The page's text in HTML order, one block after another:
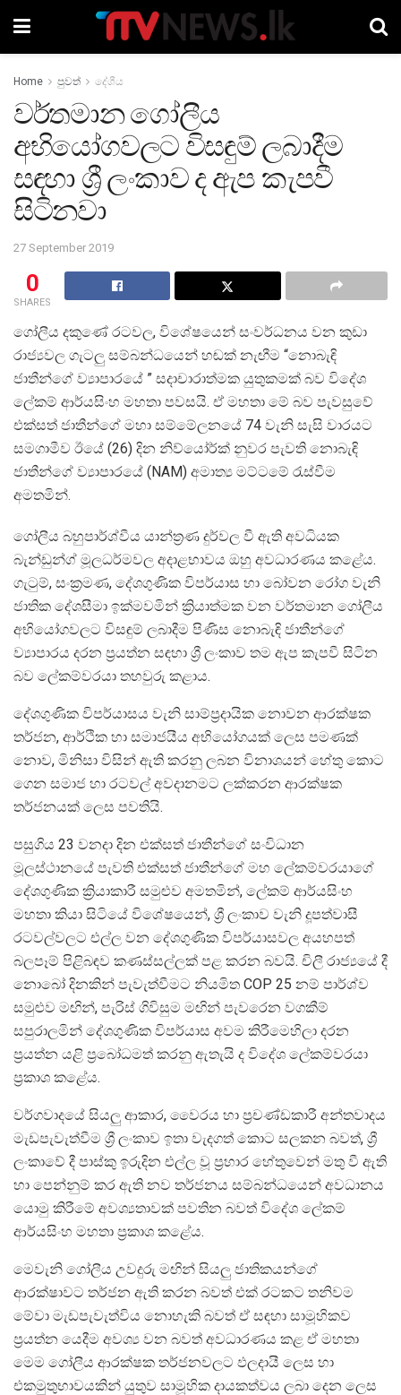
Home පුවත් දේශීය
වර්තමාන ගෝලීය
අභියෝගවලට විසඳුම් ලබාදීම
සඳහා ශ්‍රී ලංකාව ද ඇප කැපවී
සිටිනවා
27 September 2019
0
SHARES
ගෝලීය දකුණේ රටවල, විශේෂයෙන් සංවර්ධනය වන කුඩා
රාජ්‍යවල ගැටලු සම්බන්ධයෙන් හඬක් නැඟීම “නොබැඳි
ජාතීන්ගේ ව්‍යාපාරයේ ” සදාචාරාත්මක යුතුකමක් බව විදේශ
ලේකම් ආර්යසිංහ මහතා පවසයි. ඒ මහතා මේ බව පැවසුවේ
එක්සත් ජාතීන්ගේ මහා සම්මේලනයේ 74 වැනි සැසි වාරයට
සමගාමීව ඊයේ (26) දින නිව්යෝර්ක් නුවර පැවති නොබැඳි
ජාතීන්ගේ ව්‍යාපාරයේ (NAM) අමාත්‍ය මට්ටමේ රැස්වීම
අමතමින්.
ගෝලීය බහුපාර්ශ්වීය යාන්ත්‍රණ දුර්වල වී ඇති අවධියක
බැන්ඩුන්ග් මූලධර්මවල අදාළභාවය ඔහු අවධාරණය කළේය.
ගැටුම්, සංක්‍රමණ, දේශගුණික විපර්යාස හා බෝවන රෝග වැනි
ජාතික දේශසීමා ඉක්මවමින් ක්‍රියාත්මක වන වර්තමාන ගෝලීය
අභියෝගවලට විසඳුම් ලබාදීම පිණිස නොබැඳි ජාතීන්ගේ
ව්‍යාපාරය දරන ප්‍රයත්න සඳහා ශ්‍රී ලංකාව තම ඇප කැපවී සිටින
බව ලේකම්වරයා තහවුරු කළාය.
දේශගුණික විපර්යාසය වැනි සාම්ප්‍රදායික නොවන ආරක්ෂක
තර්ජන, ආර්ථික හා සමාජයීය අභියෝගයක් ලෙස පමණක්
නොව, මිනිසා විසින් ඇති කරනු ලබන විනාශයන් හේතු කොට
ගෙන සමාජ හා රටවල් අවදානමට ලක්කරන ආරක්ෂක
තර්ජනයක් ලෙස පවතියි.
පසුගිය 23 වනදා දින එක්සත් ජාතීන්ගේ සංවිධාන
මූලස්ථානයේ පැවති එක්සත් ජාතීන්ගේ මහ ලේකම්වරයාගේ
දේශගුණික ක්‍රියාකාරී සමුළුව අමතමින්, ලේකම් ආර්යසිංහ
මහතා කියා සිටියේ විශේෂයෙන්, ශ්‍රී ලංකාව වැනි දූපත්වාසී
රටවල්වලට එල්ල වන දේශගුණික විපර්යාසවල අයහපත්
බලපෑම් පිළිබඳව කණස්සල්ලක් පළ කරන බවයි. චිලී රාජ්‍යයේ දී
නොබෝ දිනකින් පැවැත්වීමට නියමිත COP 25 නම් පාර්ශ්ව
සමුළුව මඟින්, පැරිස් ගිවිසුම මඟින් පැවරෙන වගකීම්
සපුරාලමින් දේශගුණික විපර්යාස අවම කිරීමෙහිලා දරන
ප්‍රයත්න යළි ප්‍රබෝධමත් කරනු ඇතැයි ද විදේශ ලේකම්වරයා
ප්‍රකාශ කළේය.
වර්ගවාදයේ සියලු ආකාර, වෛරය හා ප්‍රචණ්ඩකාරී අන්තවාදය
මැඩපැවැත්වීම ශ්‍රී ලංකාව ඉතා වැදගත් කොට සලකන බවත්, ශ්‍රී
ලංකාවේ දී පාස්කු ඉරුදින එල්ල වූ ප්‍රහාර හේතුවෙන් මතු වී ඇති
හා පෙන්නුම් කර ඇති නව තර්ජනය සම්බන්ධයෙන් අවධානය
යොමු කිරීමේ අවශ්‍යතාවක් පවතින බවත් විදේශ ලේකම්
ආර්යසිංහ මහතා ප්‍රකාශ කළේය.
මෙවැනි ගෝලීය උවදුරු මඟින් සියලු ජාතිකයන්ගේ
ආරක්ෂාවට තර්ජන ඇති කරන බවත් එක් රටකට තනිවම
මේවා මැඩපැවැත්විය නොහැකි බවත් ඒ සඳහා සාමූහිකව
ප්‍රයත්න යෙදීම අවශ්‍ය වන බවත් අවධාරණය කළ ඒ මහතා
මෙම ගෝලීය ආරක්ෂක තර්ජනවලට ඵලදායී ලෙස හා
එකමුතුභාවයකින් යුතුව සාමූහික දායකත්වය ලබා දෙන ලෙස